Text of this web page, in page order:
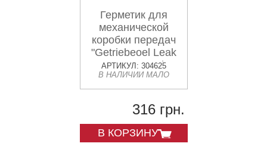
Герметик для
механической
коробки передач
"Getriebeoel Leak
Stop", 250ml
АРТИКУЛ: 304625
В НАЛИЧИИ МАЛО
316 грн.
В КОРЗИНУ